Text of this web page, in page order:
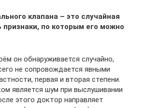
клапана – это случайная
признаки, по которым его можно
он обнаруживается случайно,
не сопровождается явными
первая и вторая степени.
является шум при выслушивании
этого доктор направляет